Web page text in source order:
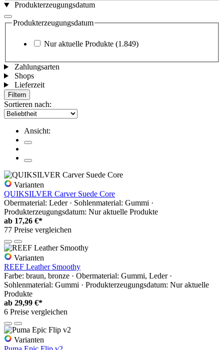
Produkterzeugungsdatum
Produkterzeugungsdatum
Nur aktuelle Produkte (1.849)
Zahlungsarten
Shops
Lieferzeit
Filtern
Sortieren nach:
Ansicht:
Varianten
QUIKSILVER Carver Suede Core
Obermaterial: Leder · Sohlenmaterial: Gummi ·
Produkterzeugungsdatum: Nur aktuelle Produkte
ab 17,26 €*
77 Preise vergleichen
Varianten
REEF Leather Smoothy
Farbe: braun, bronze · Obermaterial: Gummi, Leder ·
Sohlenmaterial: Gummi · Produkterzeugungsdatum: Nur aktuelle
Produkte
ab 29,99 €*
6 Preise vergleichen
Varianten